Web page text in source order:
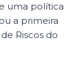
uma política
a primeira
Riscos do